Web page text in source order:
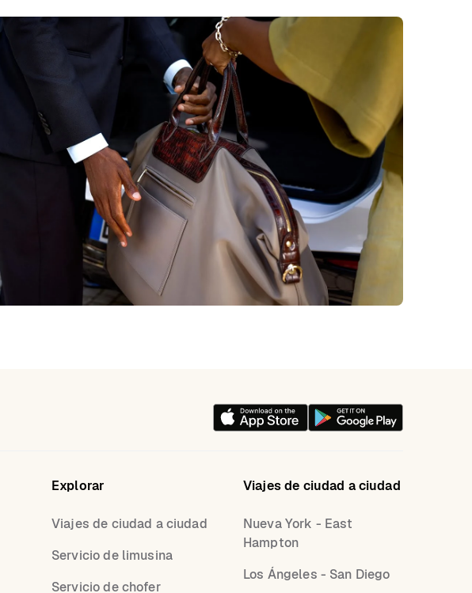
Explorar
Viajes de ciudad a ciudad
Servicio de limusina
Servicio de chofer
Viajes de ciudad a ciudad
Nueva York - East
Hampton
Los Ángeles - San Diego